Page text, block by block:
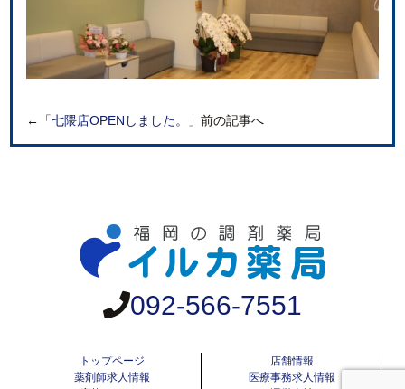
←「七隈店OPENしました。 」前の記事へ
092-566-7551
トップページ
店舗情報
薬剤師求人情報
医療事務求人情報